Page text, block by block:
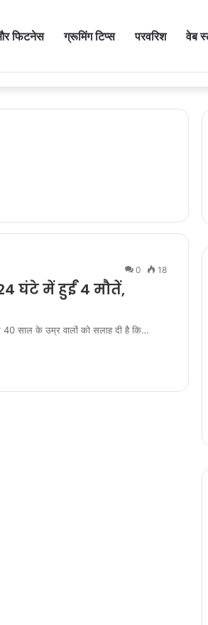
फिटनेस ग्रूमिंग टिप्स परवरिश वेब
जान लीजिए टेस्ट कराने का समय
0 18
घंटे में हुईं 4 मौतें,
साल के उम्र वालों को सलाह दी है कि…